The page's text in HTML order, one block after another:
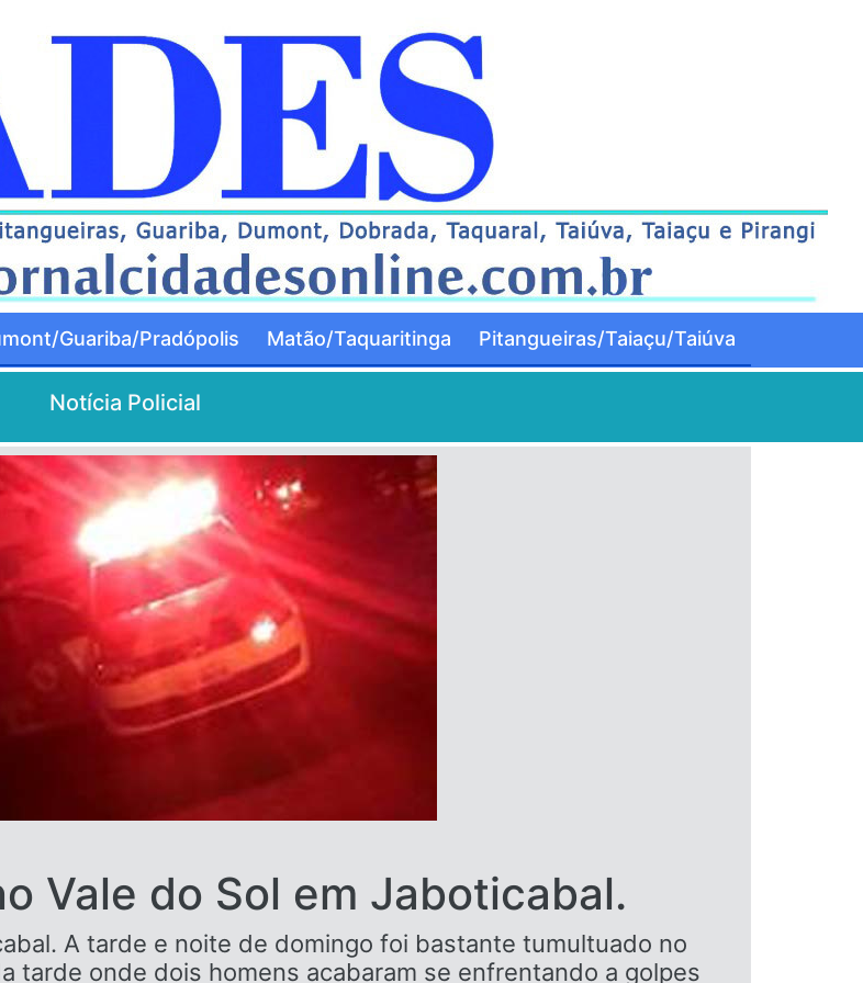
Guariba/Pradópolis Matão/Taquaritinga Pitangueiras/Taiaçu/Taiúva
Notícia Policial
Vale do Sol em Jaboticabal.
A tarde e noite de domingo foi bastante tumultuado no
tarde onde dois homens acabaram se enfrentando a golpes